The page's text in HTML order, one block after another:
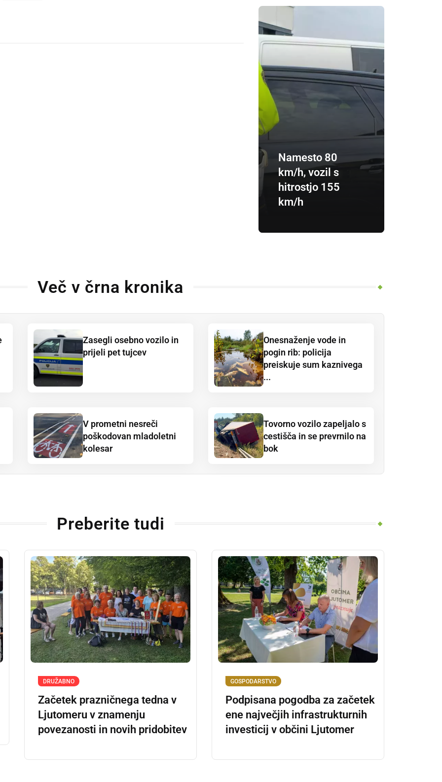
Namesto 80
km/h, vozil s
hitrostjo 155
km/h
Več v črna kronika
Zasegli osebno vozilo in
prijeli pet tujcev
Onesnaženje vode in
pogin rib: policija
preiskuje sum kaznivega
...
V prometni nesreči
poškodovan mladoletni
kolesar
Tovorno vozilo zapeljalo s
cestišča in se prevrnilo na
bok
Preberite tudi
DRUŽABNO
Začetek prazničnega tedna v
Ljutomeru v znamenju
povezanosti in novih pridobitev
GOSPODARSTVO
Podpisana pogodba za začetek
ene največjih infrastrukturnih
investicij v občini Ljutomer